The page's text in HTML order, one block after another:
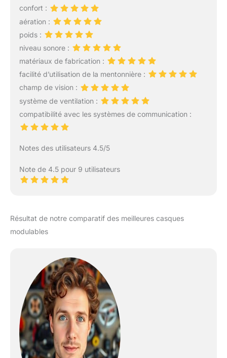
confort :
aération :
poids :
niveau sonore :
matériaux de fabrication :
facilité d’utilisation de la mentonnière :
champ de vision :
système de ventilation :
compatibilité avec les systèmes de communication :
Notes des utilisateurs 4.5/5
Note de 4.5 pour 9 utilisateurs
Résultat de notre comparatif des meilleures casques
modulables